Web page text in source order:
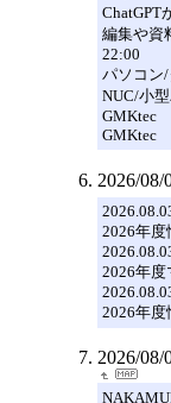
ChatGPT
編集や資
22:00
パソコン
NUC/小
GMKtec
GMKtec
2026/08/
2026年
2026年
2026年
2026/08/